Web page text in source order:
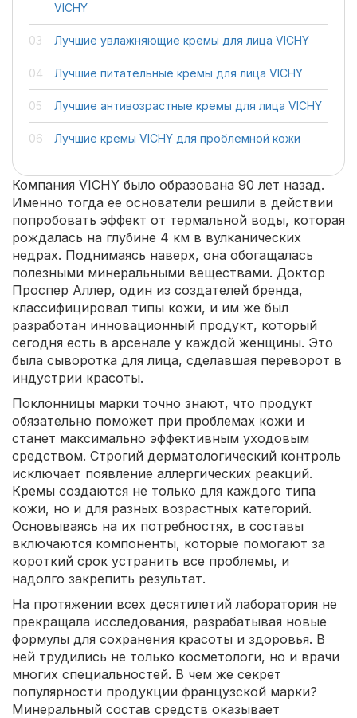
VICHY
Лучшие увлажняющие кремы для лица VICHY
Лучшие питательные кремы для лица VICHY
Лучшие антивозрастные кремы для лица VICHY
Лучшие кремы VICHY для проблемной кожи
Компания VICHY было образована 90 лет назад.
Именно тогда ее основатели решили в действии
попробовать эффект от термальной воды, которая
рождалась на глубине 4 км в вулканических
недрах. Поднимаясь наверх, она обогащалась
полезными минеральными веществами. Доктор
Проспер Аллер, один из создателей бренда,
классифицировал типы кожи, и им же был
разработан инновационный продукт, который
сегодня есть в арсенале у каждой женщины. Это
была сыворотка для лица, сделавшая переворот в
индустрии красоты.
Поклонницы марки точно знают, что продукт
обязательно поможет при проблемах кожи и
станет максимально эффективным уходовым
средством. Строгий дерматологический контроль
исключает появление аллергических реакций.
Кремы создаются не только для каждого типа
кожи, но и для разных возрастных категорий.
Основываясь на их потребностях, в составы
включаются компоненты, которые помогают за
короткий срок устранить все проблемы, и
надолго закрепить результат.
На протяжении всех десятилетий лаборатория не
прекращала исследования, разрабатывая новые
формулы для сохранения красоты и здоровья. В
ней трудились не только косметологи, но и врачи
многих специальностей. В чем же секрет
популярности продукции французской марки?
Минеральный состав средств оказывает